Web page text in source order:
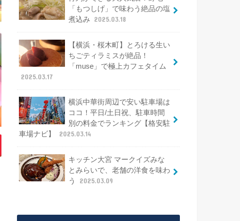
「もつしげ」で味わう絶品の塩
煮込み
2025.03.18
【横浜・桜木町】とろける生い
ちごティラミスが絶品！
「muse」で極上カフェタイム
2025.03.17
横浜中華街周辺で安い駐車場は
ココ！平日/土日祝、駐車時間
別の料金でランキング【格安駐
車場ナビ】
2025.03.14
キッチン大宮 マークイズみな
とみらいで、老舗の洋食を味わ
う
2025.03.09